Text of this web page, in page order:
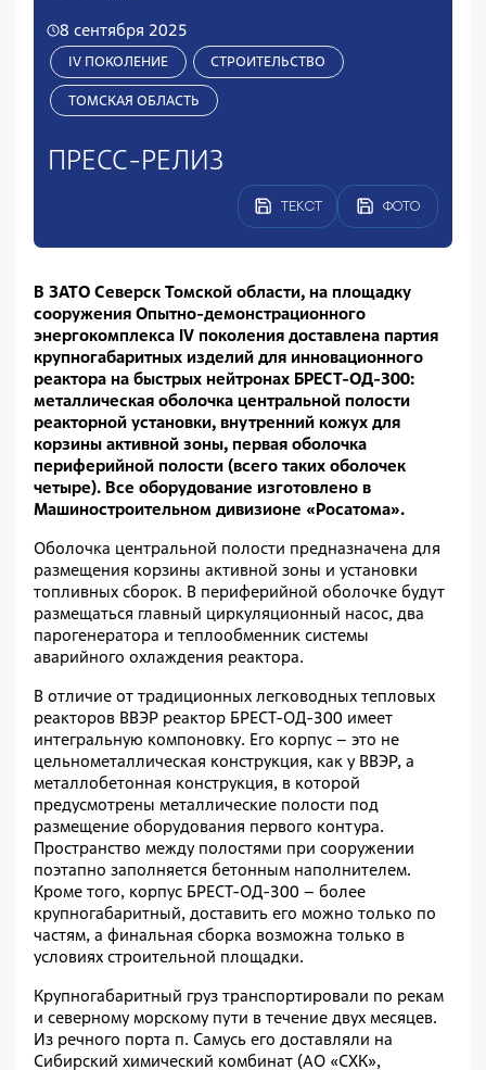
8 сентября 2025
IV ПОКОЛЕНИЕ СТРОИТЕЛЬСТВО
ТОМСКАЯ ОБЛАСТЬ
ПРЕСС-РЕЛИЗ
ТЕКСТ ФОТО
В ЗАТО Северск Томской области, на площадку
сооружения Опытно-демонстрационного
энергокомплекса IV поколения доставлена партия
крупногабаритных изделий для инновационного
реактора на быстрых нейтронах БРЕСТ-ОД-300:
металлическая оболочка центральной полости
реакторной установки, внутренний кожух для
корзины активной зоны, первая оболочка
периферийной полости (всего таких оболочек
четыре). Все оборудование изготовлено в
Машиностроительном дивизионе «Росатома».
Оболочка центральной полости предназначена для
размещения корзины активной зоны и установки
топливных сборок. В периферийной оболочке будут
размещаться главный циркуляционный насос, два
парогенератора и теплообменник системы
аварийного охлаждения реактора.
В отличие от традиционных легководных тепловых
реакторов ВВЭР реактор БРЕСТ-ОД-300 имеет
интегральную компоновку. Его корпус – это не
цельнометаллическая конструкция, как у ВВЭР, а
металлобетонная конструкция, в которой
предусмотрены металлические полости под
размещение оборудования первого контура.
Пространство между полостями при сооружении
поэтапно заполняется бетонным наполнителем.
Кроме того, корпус БРЕСТ-ОД-300 – более
крупногабаритный, доставить его можно только по
частям, а финальная сборка возможна только в
условиях строительной площадки.
Крупногабаритный груз транспортировали по рекам
и северному морскому пути в течение двух месяцев.
Из речного порта п. Самусь его доставляли на
Сибирский химический комбинат (АО «СХК»,